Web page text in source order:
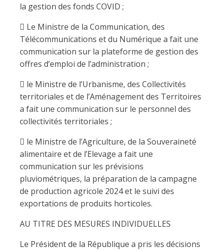
la gestion des fonds COVID ;
 Le Ministre de la Communication, des
Télécommunications et du Numérique a fait une
communication sur la plateforme de gestion des
offres d’emploi de l’administration ;
 le Ministre de l’Urbanisme, des Collectivités
territoriales et de l’Aménagement des Territoires
a fait une communication sur le personnel des
collectivités territoriales ;
 le Ministre de l’Agriculture, de la Souveraineté
alimentaire et de l’Elevage a fait une
communication sur les prévisions
pluviométriques, la préparation de la campagne
de production agricole 2024 et le suivi des
exportations de produits horticoles.
AU TITRE DES MESURES INDIVIDUELLES
Le Président de la République a pris les décisions